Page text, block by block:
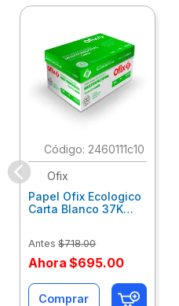
: 2460111c10
Ofix
Papel Ofix Ecologico
Carta Blanco 37K
Antes $718.00
Ahora $695.00
Comprar